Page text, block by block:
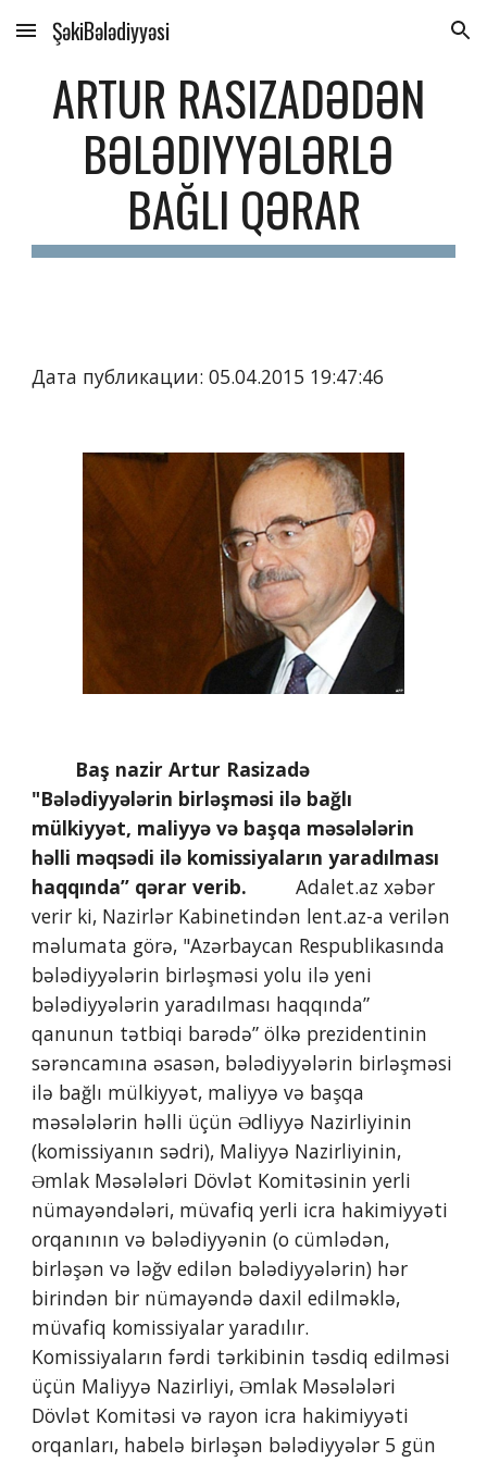
Skip to main content Skip to navigation
ŞəkiBələdiyyəsi
ARTUR RASIZADƏDƏN
BƏLƏDIYYƏLƏRLƏ
BAĞLI QƏRAR
Дата публикации: 05.04.2015 19:47:46
   Baş nazir Artur Rasizadə
"Bələdiyyələrin birləşməsi ilə bağlı
mülkiyyət, maliyyə və başqa məsələlərin
həlli məqsədi ilə komissiyaların yaradılması
haqqında” qərar verib.
        Adalet.az xəbər
verir ki, Nazirlər Kabinetindən lent.az-a verilən
məlumata görə, "Azərbaycan Respublikasında
bələdiyyələrin birləşməsi yolu ilə yeni
bələdiyyələrin yaradılması haqqında”
qanunun tətbiqi barədə” ölkə prezidentinin
sərəncamına əsasən, bələdiyyələrin birləşməsi
ilə bağlı mülkiyyət, maliyyə və başqa
məsələlərin həlli üçün Ədliyyə Nazirliyinin
(komissiyanın sədri), Maliyyə Nazirliyinin,
Əmlak Məsələləri Dövlət Komitəsinin yerli
nümayəndələri, müvafiq yerli icra hakimiyyəti
orqanının və bələdiyyənin (o cümlədən,
birləşən və ləğv edilən bələdiyyələrin) hər
birindən bir nümayəndə daxil edilməklə,
müvafiq komissiyalar yaradılır.
Komissiyaların fərdi tərkibinin təsdiq edilməsi
üçün Maliyyə Nazirliyi, Əmlak Məsələləri
Dövlət Komitəsi və rayon icra hakimiyyəti
orqanları, habelə birləşən bələdiyyələr 5 gün